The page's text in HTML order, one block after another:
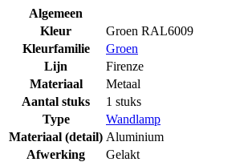
Algemeen
Kleur
Groen RAL6009
Kleurfamilie
Groen
Lijn
Firenze
Materiaal
Metaal
Aantal stuks
1 stuks
Type
Wandlamp
Materiaal (detail) Aluminium
Afwerking
Gelakt